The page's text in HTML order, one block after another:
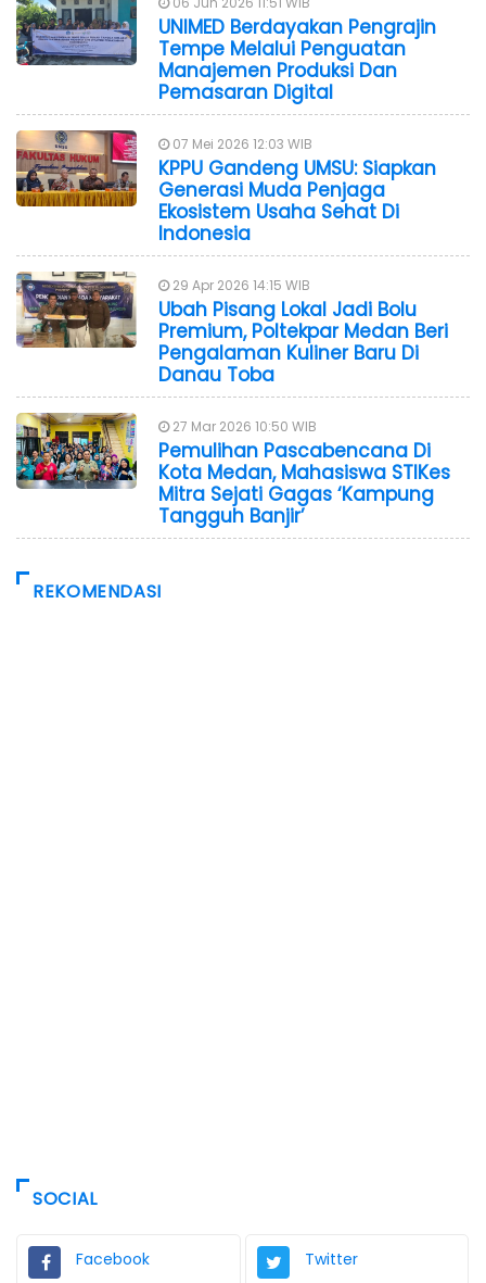
UNIMED Berdayakan Pengrajin
Tempe Melalui Penguatan
Manajemen Produksi Dan
Pemasaran Digital
07 Mei 2026 12:03 WIB
KPPU Gandeng UMSU: Siapkan
Generasi Muda Penjaga
Ekosistem Usaha Sehat Di
Indonesia
29 Apr 2026 14:15 WIB
Ubah Pisang Lokal Jadi Bolu
Premium, Poltekpar Medan Beri
Pengalaman Kuliner Baru Di
Danau Toba
27 Mar 2026 10:50 WIB
Pemulihan Pascabencana Di
Kota Medan, Mahasiswa STIKes
Mitra Sejati Gagas ‘Kampung
Tangguh Banjir’
REKOMENDASI
SOCIAL
Facebook Twitter